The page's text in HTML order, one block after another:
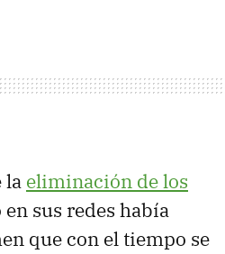
la eliminación de los
sus redes había
que con el tiempo se